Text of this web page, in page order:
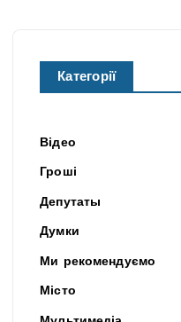
Категорії
Відео
Гроші
Депутаты
Думки
Ми рекомендуємо
Місто